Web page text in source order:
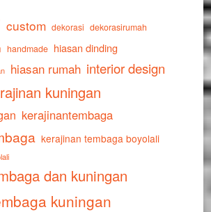
custom dekorasi dekorasirumah
handmade hiasan dinding
hiasan rumah interior design
kuningan
kerajinantembaga
kerajinan tembaga boyolali
dan kuningan
kuningan